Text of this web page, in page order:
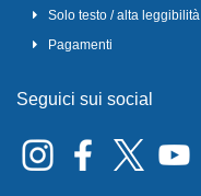
Solo testo / alta leggibilità
Pagamenti
Seguici sui social